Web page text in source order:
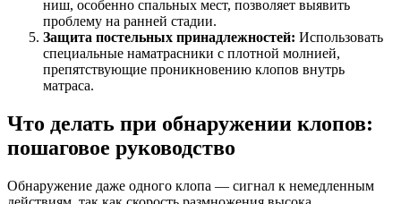
ниш, особенно спальных мест, позволяет выявить
проблему на ранней стадии.
Защита постельных принадлежностей: Использовать
специальные наматрасники с плотной молнией,
препятствующие проникновению клопов внутрь
матраса.
Что делать при обнаружении клопов:
пошаговое руководство
Обнаружение даже одного клопа — сигнал к немедленным